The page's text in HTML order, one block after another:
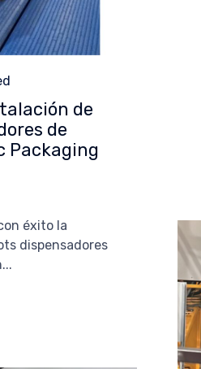
de
de
Packaging
éxito la
dispensadores